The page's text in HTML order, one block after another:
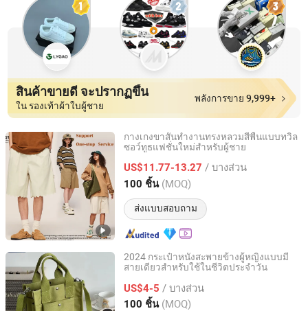
สินค้าขายดี จะปรากฏขึ้น
ใน รองเท้าผ้าใบผู้ชาย
พลังการขาย 9,999+
กางเกงขาสั้นทำงานทรงหลวมสีพื้นแบบทวิล
ซอว์ทูธแฟชั่นใหม่สำหรับผู้ชาย
US$11.77-13.27 / บางส่วน
100 ชิ้น (MOQ)
ส่งแบบสอบถาม
Nanchang Finery Clothing Co., Ltd.
Jiangxi, China อัตราจาก 2023
2024 กระเป๋าหนังสะพายข้างผู้หญิงแบบมี
สายเดียวสำหรับใช้ในชีวิตประจำวัน
US$4-5 / บางส่วน
100 ชิ้น (MOQ)
Anhui Magic Industry Co., Ltd.
Anhui, China อัตราจาก 2023